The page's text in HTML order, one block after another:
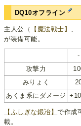
DQ10オフライン
主人公（ 【魔法戦士】
が装備可能。
-
攻撃力
みりょく
あくま系にダメージ
【ふしぎな鍛冶】で作成
載。